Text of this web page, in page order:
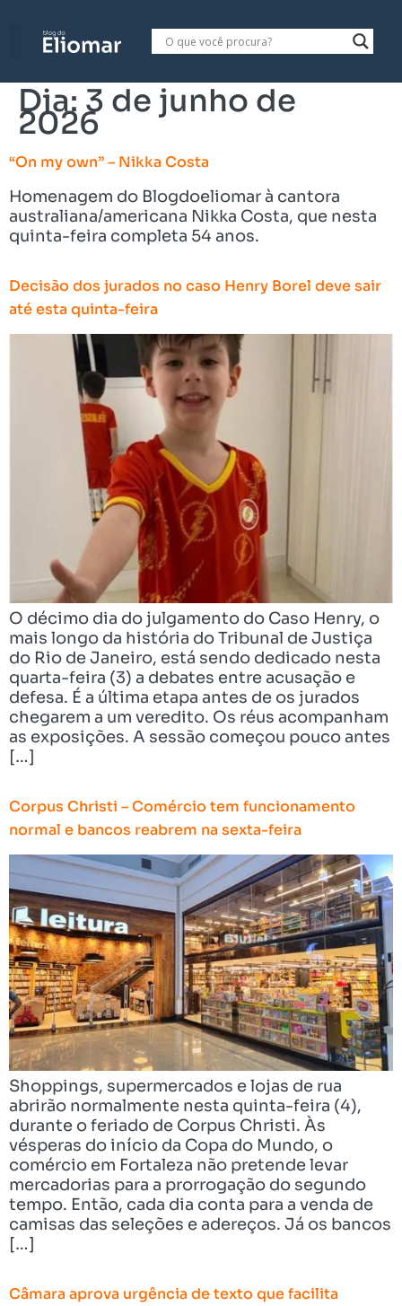
Dia: 3 de junho de
2026
“On my own” – Nikka Costa
Homenagem do Blogdoeliomar à cantora
australiana/americana Nikka Costa, que nesta
quinta-feira completa 54 anos.
Decisão dos jurados no caso Henry Borel deve sair
até esta quinta-feira
O décimo dia do julgamento do Caso Henry, o
mais longo da história do Tribunal de Justiça
do Rio de Janeiro, está sendo dedicado nesta
quarta-feira (3) a debates entre acusação e
defesa. É a última etapa antes de os jurados
chegarem a um veredito. Os réus acompanham
as exposições. A sessão começou pouco antes
[…]
Corpus Christi – Comércio tem funcionamento
normal e bancos reabrem na sexta-feira
Shoppings, supermercados e lojas de rua
abrirão normalmente nesta quinta-feira (4),
durante o feriado de Corpus Christi. Às
vésperas do início da Copa do Mundo, o
comércio em Fortaleza não pretende levar
mercadorias para a prorrogação do segundo
tempo. Então, cada dia conta para a venda de
camisas das seleções e adereços. Já os bancos
[…]
Câmara aprova urgência de texto que facilita